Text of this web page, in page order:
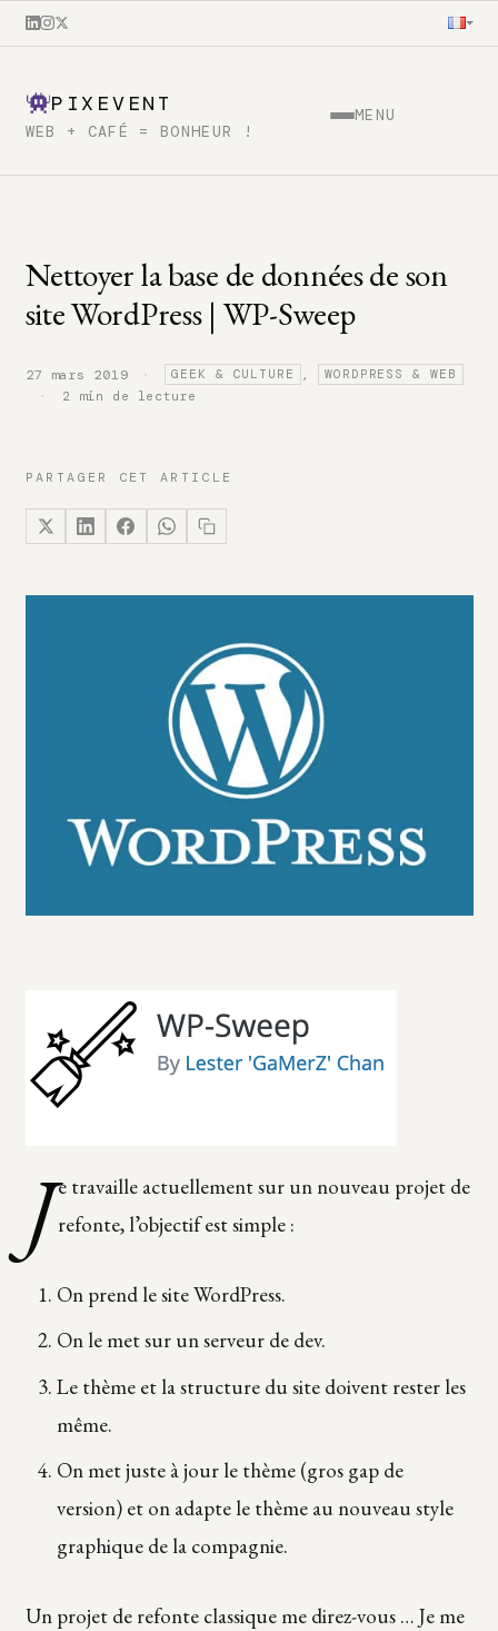
PIXEVENT
WEB + CAFÉ = BONHEUR !
MENU
Nettoyer la base de données de son
site WordPress | WP-Sweep
27 mars 2019 · GEEK & CULTURE , WORDPRESS & WEB
· 2 min de lecture
PARTAGER CET ARTICLE
J e travaille actuellement sur un nouveau projet de
refonte, l’objectif est simple :
On prend le site WordPress.
On le met sur un serveur de dev.
Le thème et la structure du site doivent rester les
même.
On met juste à jour le thème (gros gap de
version) et on adapte le thème au nouveau style
graphique de la compagnie.
Un projet de refonte classique me direz-vous … Je me